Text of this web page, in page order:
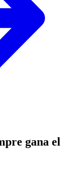
gana el